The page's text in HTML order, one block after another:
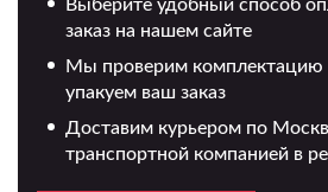
Выберите удобный способ
заказ на нашем сайте
Мы проверим комплектацию
упакуем ваш заказ
Доставим курьером по
транспортной компанией в